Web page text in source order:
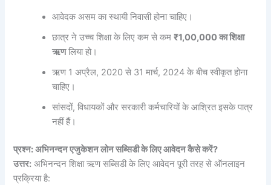
आवेदक असम का स्थायी निवासी होना चाहिए।
छात्र ने उच्च शिक्षा के लिए कम से कम₹1,00,000 का शिक्षा
ऋणलिया हो।
ऋण 1 अप्रैल, 2020 से 31 मार्च, 2024 के बीच स्वीकृत होना
चाहिए।
सांसदों, विधायकों और सरकारी कर्मचारियों के आश्रित इसके पात्र
नहीं हैं।
प्रश्न: अभिनन्दन एजुकेशन लोन सब्सिडी के लिए आवेदन कैसे करें?
उत्तर: अभिनन्दन शिक्षा ऋण सब्सिडी के लिए आवेदन पूरी तरह से ऑनलाइन
प्रक्रिया है: